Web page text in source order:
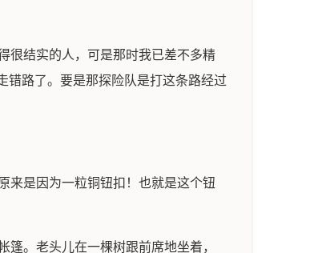
很结实的人，可是那时我已差不多精
错路了。要是那探险队是打这条路经过
来是因为一粒铜钮扣！也就是这个钮
。老头儿在一棵树跟前席地坐着，